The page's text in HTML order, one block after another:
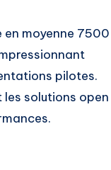
en moyenne 7500
pilotes.
solutions open